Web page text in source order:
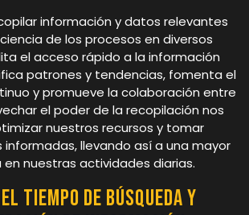
información y datos relevantes
de los procesos en diversos
el acceso rápido a la información
patrones y tendencias, fomenta el
y promueve la colaboración entre
el poder de la recopilación nos
nuestros recursos y tomar
informadas, llevando así a una mayor
en nuestras actividades diarias.
el tiempo de búsqueda y